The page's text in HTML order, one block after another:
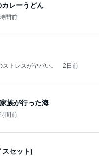
レーうどん
間前
トレスがヤバい。 2日前
族が行った海
間前
セット)